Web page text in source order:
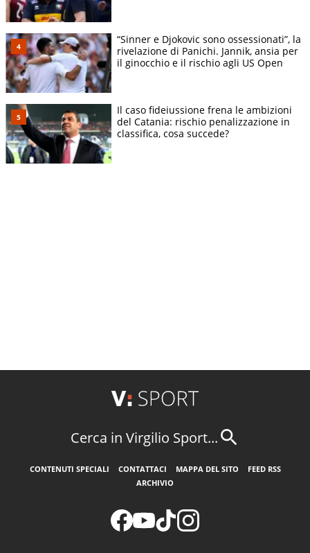
“Sinner e Djokovic sono ossessionati”, la
rivelazione di Panichi. Jannik, ansia per
il ginocchio e il rischio agli US Open
Il caso fideiussione frena le ambizioni
del Catania: rischio penalizzazione in
classifica, cosa succede?
Cerca in Virgilio Sport...
CONTENUTI SPECIALI CONTATTACI MAPPA DEL SITO
FEED RSS
ARCHIVIO